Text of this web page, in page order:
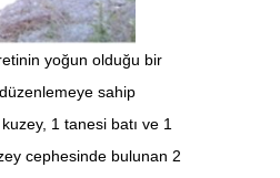
yoğun olduğu bir
sahip
1 tanesi batı ve 1
cephesinde bulunan 2